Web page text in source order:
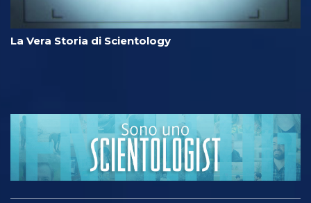
La Vera Storia di Scientology